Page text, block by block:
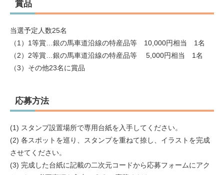
賞品
当選予定人数25名
（1）1等賞…銀の馬車道沿線の特産品等 10,000円相当 1名
（2）2等賞…銀の馬車道沿線の特産品等 5,000円相当 1名
（3）その他23名に賞品
応募方法
(1) スタンプ設置場所で専用台紙を入手してください。
(2) 各スポットを巡り、スタンプを重ねて捺し、イラストを完成
させてください。
(3) 完成した台紙に記載の二次元コードから応募フォームにアク